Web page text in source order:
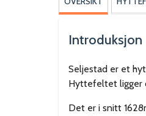
Introduksjon
Seljestad er et
Hyttefeltet ligger
Det er i snitt